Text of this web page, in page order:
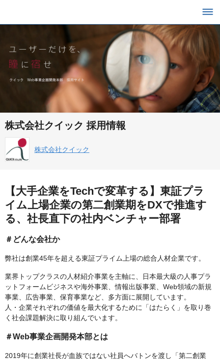
株式会社クイック 採用情報
株式会社クイック
【大手企業をTechで変革する】東証プラ
イム上場企業の第二創業期をDXで推進す
る、社長直下の社内ベンチャー部署
＃どんな会社か
弊社は創業45年を超える東証プライム上場の総合人材企業です。
業界トップクラスの人材紹介事業を主軸に、日本最大級の人事プラ
ットフォームビジネスや海外事業、情報出版事業、Web領域の新規
事業、広告事業、保育事業など、多方面に展開しています。
人・企業それぞれの価値を最大化するために「はたらく」を取り巻
く社会課題解決に取り組んでいます。
＃Web事業企画開発本部とは
2019年に創業社長が血族ではない社員へバトンを渡し「第二創業